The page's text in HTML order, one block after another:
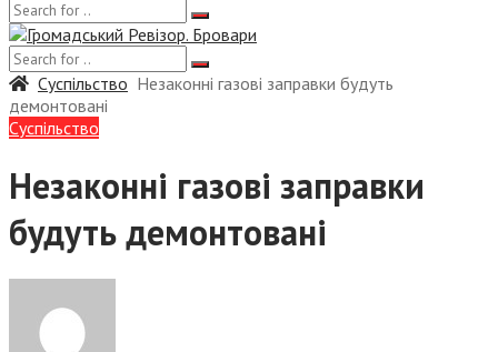
Суспiльство Незаконні газові заправки будуть
демонтовані
Суспiльство
Незаконні газові заправки
будуть демонтовані